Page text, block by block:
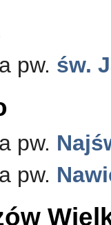
pw. św.
pw.
pw.